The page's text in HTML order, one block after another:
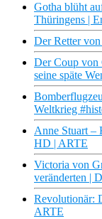
Gotha blüht
Thüringens |
Der Retter
Der Coup von
seine späte
Weltkrieg
Anne Stuart –
HD | ARTE
Victoria von
veränderten |
Revolutionär:
ARTE